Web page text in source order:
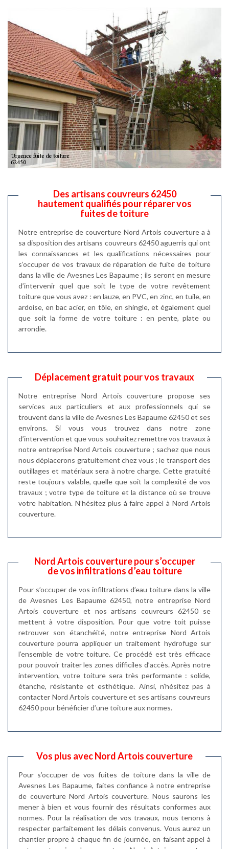
Des artisans couvreurs 62450
hautement qualifiés pour réparer vos
fuites de toiture
Notre entreprise de couverture Nord Artois couverture a à
sa disposition des artisans couvreurs 62450 aguerris qui ont
les connaissances et les qualifications nécessaires pour
s’occuper de vos travaux de réparation de fuite de toiture
dans la ville de Avesnes Les Bapaume ; ils seront en mesure
d’intervenir quel que soit le type de votre revêtement
toiture que vous avez : en lauze, en PVC, en zinc, en tuile, en
ardoise, en bac acier, en tôle, en shingle, et également quel
que soit la forme de votre toiture : en pente, plate ou
arrondie.
Déplacement gratuit pour vos travaux
Notre entreprise Nord Artois couverture propose ses
services aux particuliers et aux professionnels qui se
trouvent dans la ville de Avesnes Les Bapaume 62450 et ses
environs. Si vous vous trouvez dans notre zone
d’intervention et que vous souhaitez remettre vos travaux à
notre entreprise Nord Artois couverture ; sachez que nous
nous déplacerons gratuitement chez vous ; le transport des
outillages et matériaux sera à notre charge. Cette gratuité
reste toujours valable, quelle que soit la complexité de vos
travaux ; votre type de toiture et la distance où se trouve
votre habitation. N’hésitez plus à faire appel à Nord Artois
couverture.
Nord Artois couverture pour s’occuper
de vos infiltrations d’eau toiture
Pour s’occuper de vos infiltrations d’eau toiture dans la ville
de Avesnes Les Bapaume 62450, notre entreprise Nord
Artois couverture et nos artisans couvreurs 62450 se
mettent à votre disposition. Pour que votre toit puisse
retrouver son étanchéité, notre entreprise Nord Artois
couverture pourra appliquer un traitement hydrofuge sur
l’ensemble de votre toiture. Ce procédé est très efficace
pour pouvoir traiter les zones difficiles d’accès. Après notre
intervention, votre toiture sera très performante : solide,
étanche, résistante et esthétique. Ainsi, n’hésitez pas à
contacter Nord Artois couverture et ses artisans couvreurs
62450 pour bénéficier d’une toiture aux normes.
Vos plus avec Nord Artois couverture
Pour s’occuper de vos fuites de toiture dans la ville de
Avesnes Les Bapaume, faites confiance à notre entreprise
de couverture Nord Artois couverture. Nous saurons les
mener à bien et vous fournir des résultats conformes aux
normes. Pour la réalisation de vos travaux, nous tenons à
respecter parfaitement les délais convenus. Vous aurez un
chantier propre à chaque fin de journée, en faisant appel à